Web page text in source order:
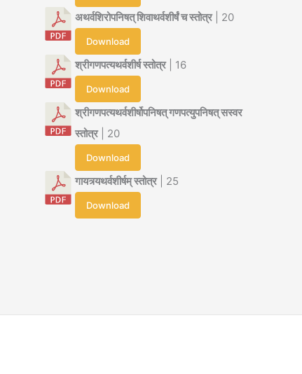
अथर्वशिरोपनिषत् शिवाथर्वशीर्षं च स्तोत्र| 20
Download
श्रीगणपत्यथर्वशीर्ष स्तोत्र| 16
Download
श्रीगणपत्यथर्वशीर्षोपनिषत् गणपत्युपनिषत् सस्वर
स्तोत्र| 20
Download
गायत्र्यथर्वशीर्षम् स्तोत्र| 25
Download